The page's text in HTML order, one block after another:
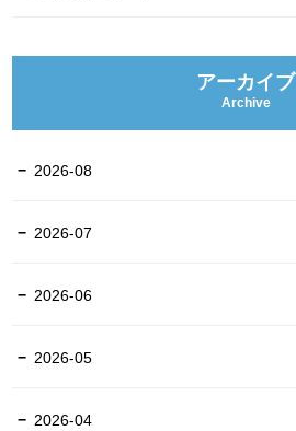
アーカイブ
Archive
2026-08
2026-07
2026-06
2026-05
2026-04